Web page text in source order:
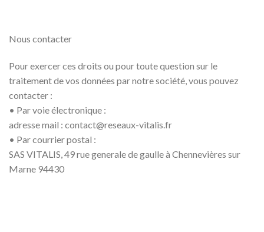
Nous contacter
Pour exercer ces droits ou pour toute question sur le
traitement de vos données par notre société, vous pouvez
contacter :
• Par voie électronique :
adresse mail : contact@reseaux-vitalis.fr
• Par courrier postal :
SAS VITALIS, 49 rue generale de gaulle à Chennevières sur
Marne 94430